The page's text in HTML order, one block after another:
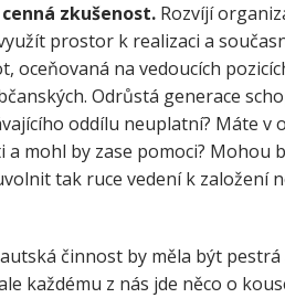
zkušenost. Rozvíjí
prostor k realizaci a
oceňovaná na vedoucích
Odrůstá generace
oddílu neuplatní? Máte v
mohl by zase pomoci? Mohou
tak ruce vedení k založení
činnost by měla být
každému z nás jde něco o